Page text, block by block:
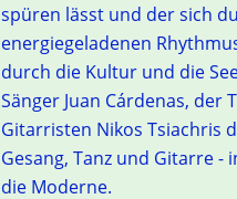
spüren lässt und der sich
energiegeladenen
durch die Kultur und die
Sänger Juan Cárdenas, der
Gitarristen Nikos Tsiachris
Gesang, Tanz und Gitarre
die Moderne.